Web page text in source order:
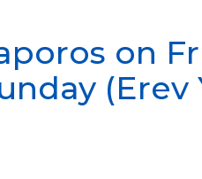
on
(Erev